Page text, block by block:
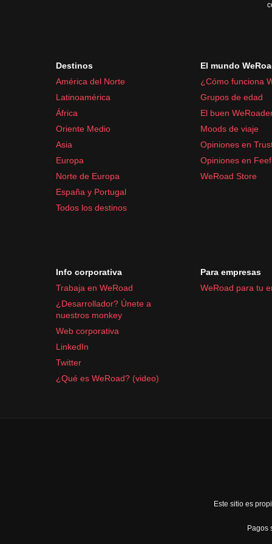
Destinos
América del Norte
Latinoamérica
África
Oriente Medio
Asia
Europa
Norte de Europa
España y Portugal
Todos los destinos
El mundo
¿Cómo funciona
Grupos de edad
El buen
Moods de viaje
Opiniones en
Opiniones en
WeRoad Store
Info corporativa
Trabaja en WeRoad
¿Desarrollador? Únete a
nuestros monkey
Web corporativa
LinkedIn
Twitter
¿Qué es WeRoad? (video)
Para empresas
WeRoad para tu
Este sitio es
Pagos